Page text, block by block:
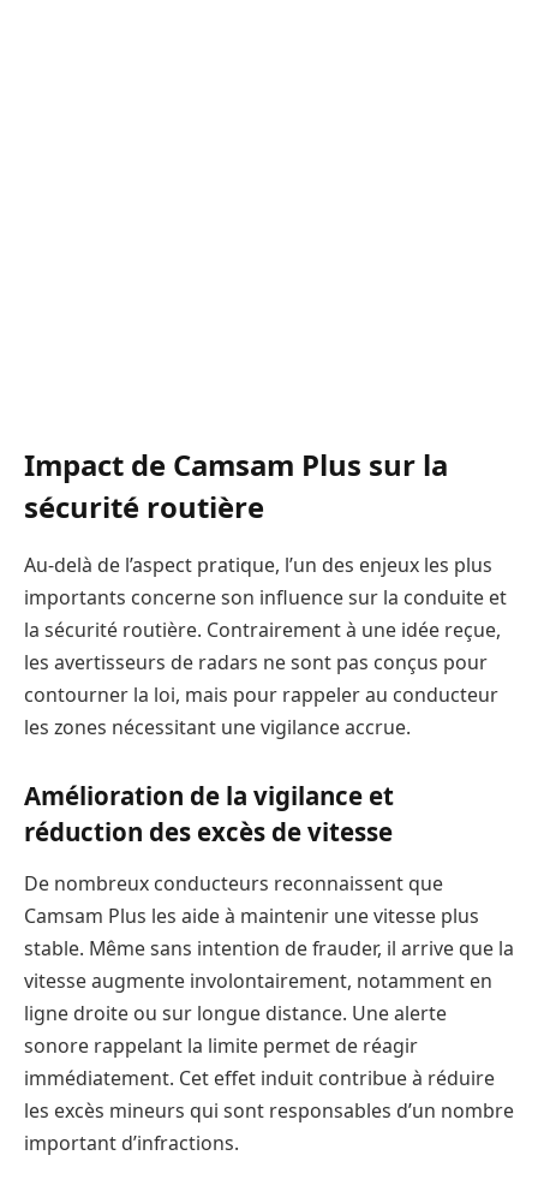
Impact de Camsam Plus sur la
sécurité routière
Au-delà de l’aspect pratique, l’un des enjeux les plus
importants concerne son influence sur la conduite et
la sécurité routière. Contrairement à une idée reçue,
les avertisseurs de radars ne sont pas conçus pour
contourner la loi, mais pour rappeler au conducteur
les zones nécessitant une vigilance accrue.
Amélioration de la vigilance et
réduction des excès de vitesse
De nombreux conducteurs reconnaissent que
Camsam Plus les aide à maintenir une vitesse plus
stable. Même sans intention de frauder, il arrive que la
vitesse augmente involontairement, notamment en
ligne droite ou sur longue distance. Une alerte
sonore rappelant la limite permet de réagir
immédiatement. Cet effet induit contribue à réduire
les excès mineurs qui sont responsables d’un nombre
important d’infractions.